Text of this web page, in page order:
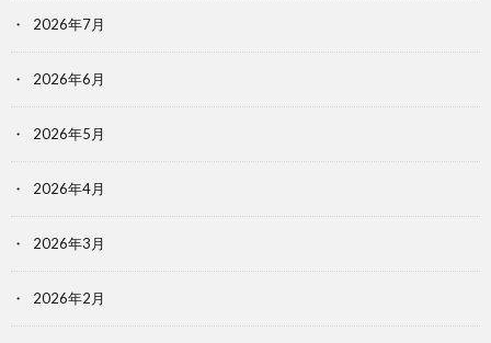
2026年7月
2026年6月
2026年5月
2026年4月
2026年3月
2026年2月